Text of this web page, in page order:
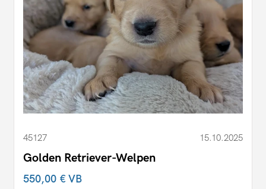
45127 15.10.2025
Golden Retriever-Welpen
550,00 €VB